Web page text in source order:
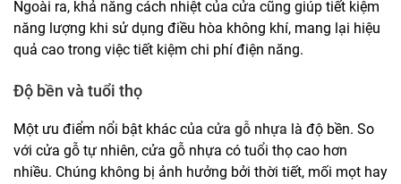
Ngoài ra, khả năng cách nhiệt của cửa cũng giúp tiết kiệm
năng lượng khi sử dụng điều hòa không khí, mang lại hiệu
quả cao trong việc tiết kiệm chi phí điện năng.
Độ bền và tuổi thọ
Một ưu điểm nổi bật khác của cửa gỗ nhựa là độ bền. So
với cửa gỗ tự nhiên, cửa gỗ nhựa có tuổi thọ cao hơn
nhiều. Chúng không bị ảnh hưởng bởi thời tiết, mối mọt hay